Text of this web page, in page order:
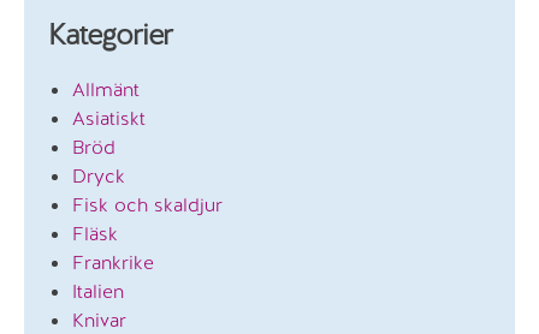
Kategorier
Allmänt
Asiatiskt
Bröd
Dryck
Fisk och skaldjur
Fläsk
Frankrike
Italien
Knivar